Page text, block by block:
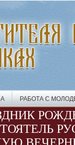
РАБОТА С